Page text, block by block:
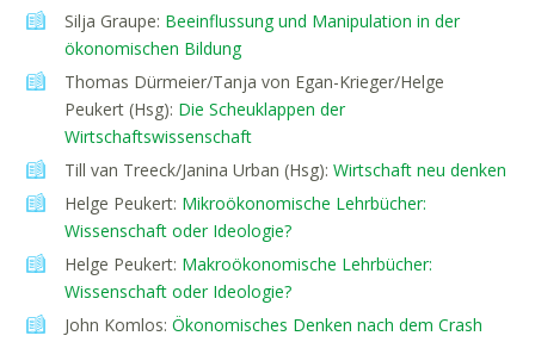
Silja Graupe: Beeinflussung und Manipulation in der
ökonomischen Bildung
Thomas Dürmeier/Tanja von Egan-Krieger/Helge
Peukert (Hsg): Die Scheuklappen der
Wirtschaftswissenschaft
Till van Treeck/Janina Urban (Hsg): Wirtschaft neu denken
Helge Peukert: Mikroökonomische Lehrbücher:
Wissenschaft oder Ideologie?
Helge Peukert: Makroökonomische Lehrbücher:
Wissenschaft oder Ideologie?
John Komlos:Ökonomisches Denken nach dem Crash